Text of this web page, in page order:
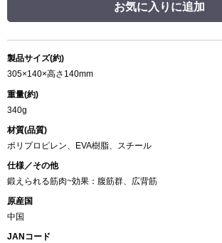
お気に入りに追加
製品サイズ(約)
305×140×高さ140mm
重量(約)
340g
材質(品質)
ポリプロピレン、EVA樹脂、スチール
仕様／その他
鍛えられる筋肉~効果：腹筋群、広背筋
原産国
中国
JANコード